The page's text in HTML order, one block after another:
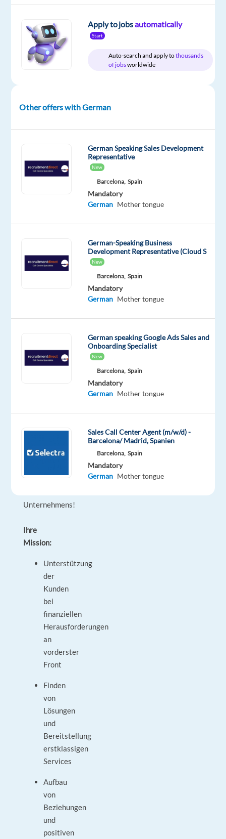
Zahlen
Ihre
Sprache
sind
Ihre
wir
etwas
Sie
Teams
Deutschkenntnissen
und
in
die
innerhalb
Unternehmens!
Ihre
Mission:
Unterstützung
der
Kunden
bei
finanziellen
Herausforderungen
an
vorderster
Front
Finden
von
Lösungen
und
Bereitstellung
erstklassigen
Services
Aufbau
von
Beziehungen
und
positiven
Apply to jobsautomatically
Start
Auto-search and apply tothousands
of jobsworldwide
Other offers with German
German Speaking Sales Development
Representative
New
Barcelona, Spain
Mandatory
German Mother tongue
German-Speaking Business
Development Representative (Cloud S
New
Barcelona, Spain
Mandatory
German Mother tongue
German speaking Google Ads Sales and
Onboarding Specialist
New
Barcelona, Spain
Mandatory
German Mother tongue
Sales Call Center Agent (m/w/d) -
Barcelona/ Madrid, Spanien
Barcelona, Spain
Mandatory
German Mother tongue